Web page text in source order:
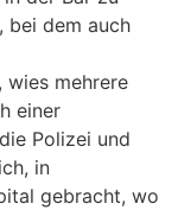
bei dem auch
wies mehrere
einer
Polizei und
in
gebracht, wo